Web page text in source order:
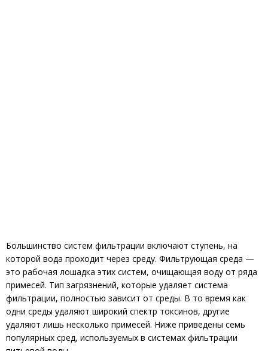
Большинство систем фильтрации включают ступень, на
которой вода проходит через среду. Фильтрующая среда —
это рабочая лошадка этих систем, очищающая воду от ряда
примесей. Тип загрязнений, которые удаляет система
фильтрации, полностью зависит от среды. В то время как
одни среды удаляют широкий спектр токсинов, другие
удаляют лишь несколько примесей. Ниже приведены семь
популярных сред, используемых в системах фильтрации